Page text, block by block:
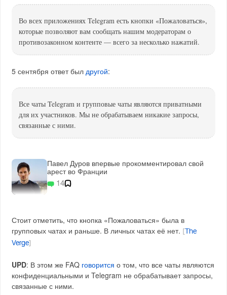
Во всех приложениях Telegram есть кнопки «Пожаловаться»,
которые позволяют вам сообщать нашим модераторам о
противозаконном контенте — всего за несколько нажатий.
5 сентября ответ был другой:
Все чаты Telegram и групповые чаты являются приватными
для их участников. Мы не обрабатываем никакие запросы,
связанные с ними.
Павел Дуров впервые прокомментировал свой
арест во Франции
14
Стоит отметить, что кнопка «Пожаловаться» была в
групповых чатах и раньше. В личных чатах её нет.
The
Verge
UPD: В этом же FAQ говорится о том, что все чаты являются
конфиденциальными и Telegram не обрабатывает запросы,
связанные с ними.